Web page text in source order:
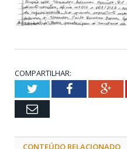
COMPARTILHAR:
TwitterFacebook
Email
CONTEÚDO RELACIONADO